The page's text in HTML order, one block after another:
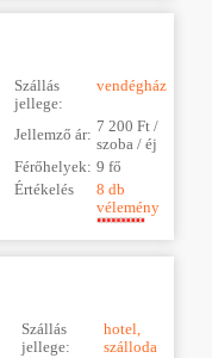
Szállás
jellege:
vendégház
Jellemző ár: 7 200 Ft /
szoba / éj
Férőhelyek: 9 fő
Értékelés
8 db
vélemény
Szállás
jellege:
hotel,
szálloda